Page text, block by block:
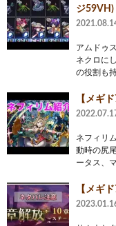
ジ59VH)
アムドゥ
ネクロに
の役割も
【メギ
ネフィリ
動時の尻
ータス、
【メギ